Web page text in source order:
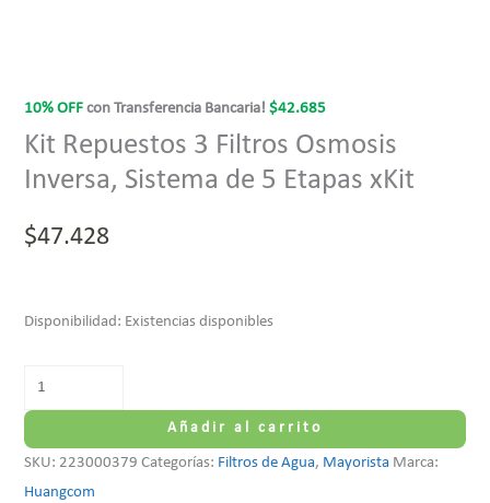
10% OFF con Transferencia Bancaria!$42.685
Kit Repuestos 3 Filtros Osmosis
Inversa, Sistema de 5 Etapas xKit
$47.428
Disponibilidad: Existencias disponibles
Añadir al carrito
SKU: 223000379 Categorías: Filtros de Agua, Mayorista Marca:
Huangcom